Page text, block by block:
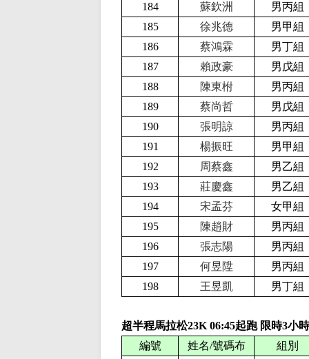
184
蘇欽洲
男丙組
185
徐兆德
男甲組
186
蔡鴻霖
男丁組
187
賴政豪
男戊組
188
陳東柎
男丙組
189
蔡尚哲
男戊組
190
張明諒
男丙組
191
楊振旺
男甲組
192
周蔡鑫
男乙組
193
莊慶鑫
男乙組
194
宋孟芬
女甲組
195
陳趙財
男丙組
196
張志陽
男丙組
197
何昱陞
男丙組
198
王昱凱 男丁組
超半程馬拉松23K 06:45起跑 限時3小時
編號
姓名/號碼布
組別